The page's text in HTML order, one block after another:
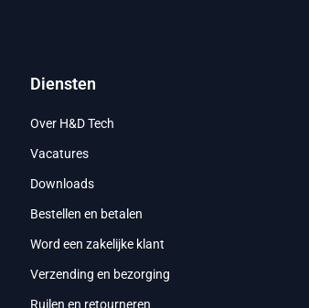
Diensten
Over H&D Tech
Vacatures
Downloads
Bestellen en betalen
Word een zakelijke klant
Verzending en bezorging
Ruilen en retourneren